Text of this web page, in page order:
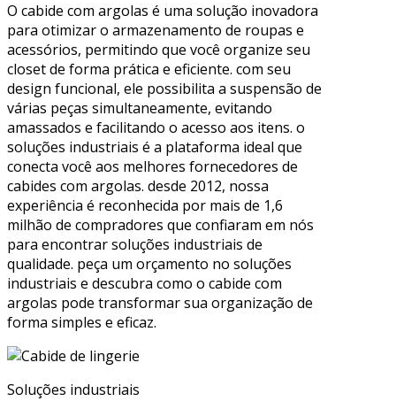
O cabide com argolas é uma solução inovadora
para otimizar o armazenamento de roupas e
acessórios, permitindo que você organize seu
closet de forma prática e eficiente. com seu
design funcional, ele possibilita a suspensão de
várias peças simultaneamente, evitando
amassados e facilitando o acesso aos itens. o
soluções industriais é a plataforma ideal que
conecta você aos melhores fornecedores de
cabides com argolas. desde 2012, nossa
experiência é reconhecida por mais de 1,6
milhão de compradores que confiaram em nós
para encontrar soluções industriais de
qualidade. peça um orçamento no soluções
industriais e descubra como o cabide com
argolas pode transformar sua organização de
forma simples e eficaz.
Soluções industriais